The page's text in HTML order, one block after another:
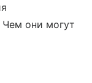
Чем они могут